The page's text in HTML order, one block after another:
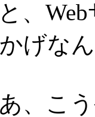
、
げな
、こう